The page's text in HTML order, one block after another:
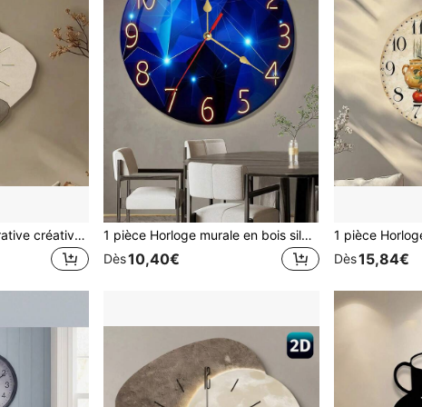
Horloge murale décorative créative en pierre asymétrique à blocs de couleurs pour la rentrée scolaire, mouvement à quartz ultra-silencieux, sans bruit de tic-tac, convient pour décorer le salon, la chambre, le bureau, la cuisine et le café, cadeau décoratif parfait pour les amis et la famille, peut être utilisé pour la décoration de la chambre, la décoration de la chambre à coucher, la décoration de la chambre d'étudiant, la décoration de la rentrée scolaire, la surprise scolaire, la saison scolaire, la décoration de mariage, le cadeau d'anniversaire d'un ami, la décoration de la maison et les fournitures scolaires
1 pièce Horloge murale en bois silencieuse Constantplanet de 10 pouces/12 pouces - Design géométrique bleu marine rêveur - Convient pour le salon, la chambre à coucher, la cuisine et la décoration extérieure, la décoration de la maison, la décoration de la pièce
Dès10,40€
Dès15,84€